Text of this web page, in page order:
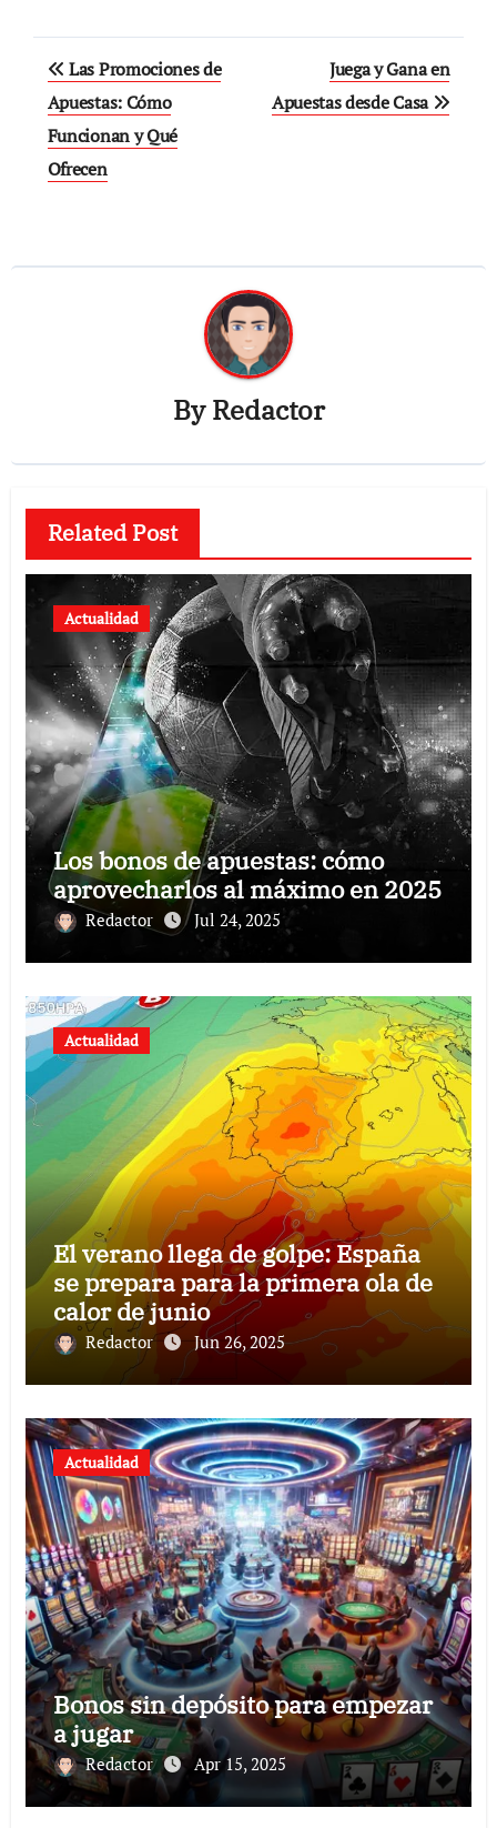
Post
navigation
Las Promociones de
Apuestas: Cómo
Funcionan y Qué
Ofrecen
Juega y Gana en
Apuestas desde Casa
ByRedactor
Related Post
Actualidad
Los bonos de apuestas: cómo
aprovecharlos al máximo en 2025
Redactor Jul 24, 2025
Actualidad
El verano llega de golpe: España
se prepara para la primera ola de
calor de junio
Redactor Jun 26, 2025
Actualidad
Bonos sin depósito para empezar
a jugar
Redactor Apr 15, 2025